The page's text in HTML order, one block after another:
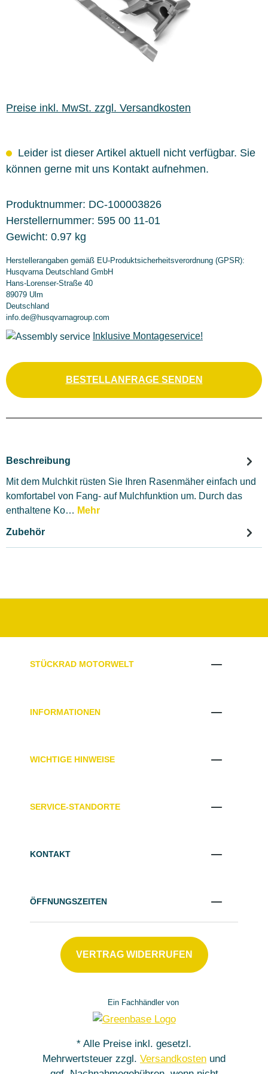
Preise inkl. MwSt. zzgl. Versandkosten
Leider ist dieser Artikel aktuell nicht verfügbar. Sie
können gerne mit uns Kontakt aufnehmen.
Produktnummer: DC-100003826
Herstellernummer: 595 00 11-01
Gewicht: 0.97 kg
Herstellerangaben gemäß EU-Produktsicherheitsverordnung (GPSR):
Husqvarna Deutschland GmbH
Hans-Lorenser-Straße 40
89079 Ulm
Deutschland
info.de@husqvarnagroup.com
Inklusive Montageservice!
BESTELLANFRAGE SENDEN
Beschreibung
Mit dem Mulchkit rüsten Sie Ihren Rasenmäher einfach und
komfortabel von Fang- auf Mulchfunktion um. Durch das
enthaltene Ko… Mehr
Zubehör
STÜCKRAD MOTORWELT
INFORMATIONEN
WICHTIGE HINWEISE
SERVICE-STANDORTE
KONTAKT
ÖFFNUNGSZEITEN
VERTRAG WIDERRUFEN
Ein Fachhändler von
* Alle Preise inkl. gesetzl.
Mehrwertsteuer zzgl. Versandkosten und